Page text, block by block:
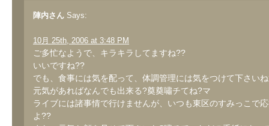
陣内さん Says:
10月 25th, 2006 at 3:48 PM
ご多忙なようで、キラキラしてますね??
いいですね??
でも、食事には気を配って、体調管理には気をつけて下さい
元気があればなんでも出来る?奠奠嘯チてね?マ
ライブには諸事情で行けませんが、いつも東区のすみっこで
よ??